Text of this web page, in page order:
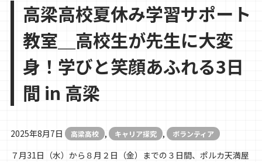
高梁高校夏休み学習サポート
教室＿高校生が先生に大変
身！学びと笑顔あふれる3日
間 in 高梁
2025年8月7日 高梁高校 , キャリア探究 , ボランティア
７月31日（水）から８月２日（金）までの３日間、ポルカ天満屋